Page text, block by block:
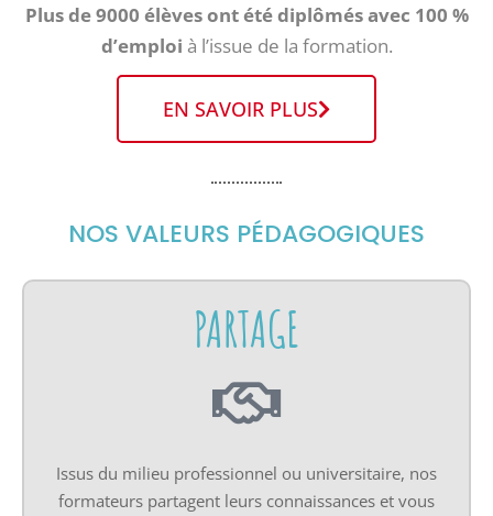
Plus de 9000 élèves ont été diplômésavec 100 %
d’emploi à l’issue de la formation.
EN SAVOIR PLUS
NOS VALEURS PÉDAGOGIQUES
PARTAGE
Issus du milieu professionnel ou universitaire, nos
formateurs partagent leurs connaissances et vous